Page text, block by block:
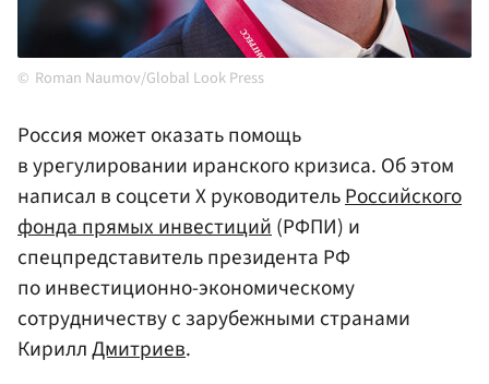
Roman Naumov/Global Look Press
Россия может оказать помощь
в урегулировании иранского кризиса. Об этом
написал в соцсети Х руководительРоссийского
фонда прямых инвестиций(РФПИ) и
спецпредставитель президента РФ
по инвестиционно-экономическому
сотрудничеству с зарубежными странами
КириллДмитриев.